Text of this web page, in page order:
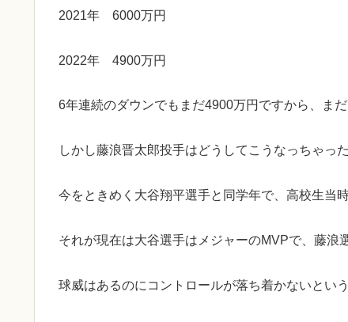
2021年 6000万円
2022年 4900万円
6年連続のダウンでもまだ4900万円ですから、まだ
しかし藤浪晋太郎投手はどうしてこうなっちゃっ
今をときめく大谷翔平選手と同学年で、高校生当
それが現在は大谷選手はメジャーのMVPで、藤浪
球威はあるのにコントロールが落ち着かないとい